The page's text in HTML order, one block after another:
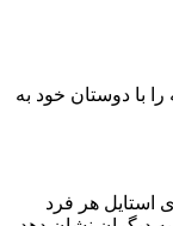
با دوستان خود به
استایل هر فرد